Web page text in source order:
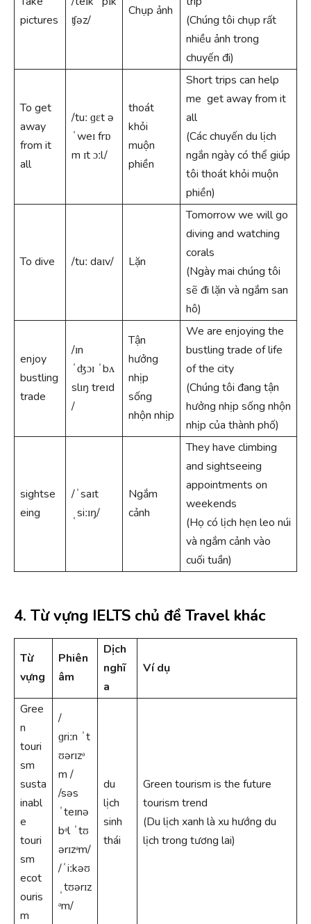
pictures
ʧəz/
Chụp ảnh
(Chúng tôi chụp rất
nhiều ảnh trong
chuyến đi)
To get
away
from it
all
/tuː ɡɛt ə
ˈweɪ frɒ
m ɪt ɔːl/
thoát
khỏi
muộn
phiền
Short trips can help
me get away from it
all
(Các chuyến du lịch
ngắn ngày có thể giúp
tôi thoát khỏi muộn
phiền)
To dive /tuː daɪv/ Lặn
Tomorrow we will go
diving and watching
corals
(Ngày mai chúng tôi
sẽ đi lặn và ngắm san
hô)
enjoy
bustling
trade
/ɪn
ˈʤɔɪ ˈbʌ
slɪŋ treɪd
/
Tận
hưởng
nhịp
sống
nhộn nhịp
We are enjoying the
bustling trade of life
of the city
(Chúng tôi đang tận
hưởng nhịp sống nhộn
nhịp của thành phố)
sightse
eing
/ˈsaɪt
ˌsiːɪŋ/
Ngắm
cảnh
They have climbing
and sightseeing
appointments on
weekends
(Họ có lịch hẹn leo núi
và ngắm cảnh vào
cuối tuần)
4. Từ vựng IELTS chủ đề Travel khác
Từ
vựng
Phiên
âm
Dịch
nghĩ
a
Ví dụ
Gree
n
touri
sm
susta
inabl
e
touri
sm
ecot
ouris
m
/
ɡriːn ˈt
ʊərɪzᵊ
m /
/səs
ˈteɪnə
bᵊl ˈtʊ
ərɪzᵊm/
/ˈiːkəʊ
ˌtʊərɪz
ᵊm/
du
lịch
sinh
thái
Green tourism is the future
tourism trend
(Du lịch xanh là xu hướng du
lịch trong tương lai)